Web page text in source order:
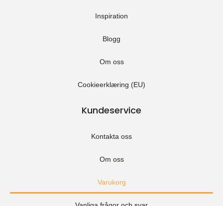
Inspiration
Blogg
Om oss
Cookieerklæring (EU)
Kundeservice
Kontakta oss
Om oss
Varukorg